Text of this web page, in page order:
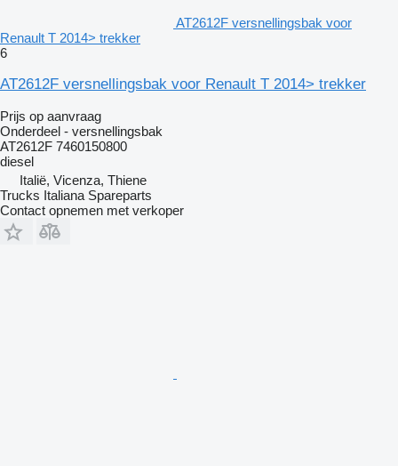
AT2612F versnellingsbak voor
Renault T 2014> trekker
6
AT2612F versnellingsbak voor Renault T 2014> trekker
Prijs op aanvraag
Onderdeel - versnellingsbak
AT2612F 7460150800
diesel
Italië, Vicenza, Thiene
Trucks Italiana Spareparts
Contact opnemen met verkoper